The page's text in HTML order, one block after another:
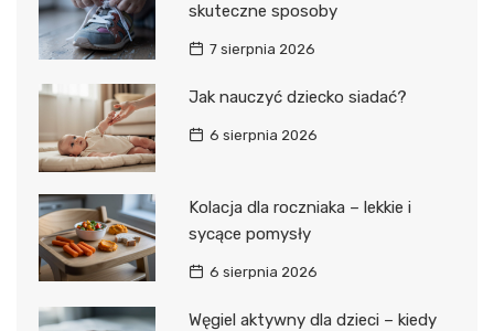
skuteczne sposoby
7 sierpnia 2026
Jak nauczyć dziecko siadać?
6 sierpnia 2026
Kolacja dla roczniaka – lekkie i
sycące pomysły
6 sierpnia 2026
Węgiel aktywny dla dzieci – kiedy